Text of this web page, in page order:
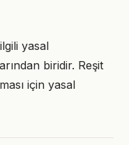
yasal
biridir. Reşit
için yasal